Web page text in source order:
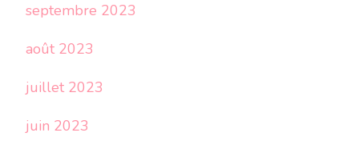
septembre 2023
août 2023
juillet 2023
juin 2023